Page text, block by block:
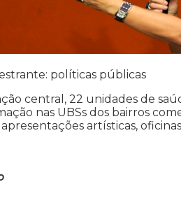
políticas públicas
central, 22 unidades de
nas UBSs dos bairros
apresentações artísticas,